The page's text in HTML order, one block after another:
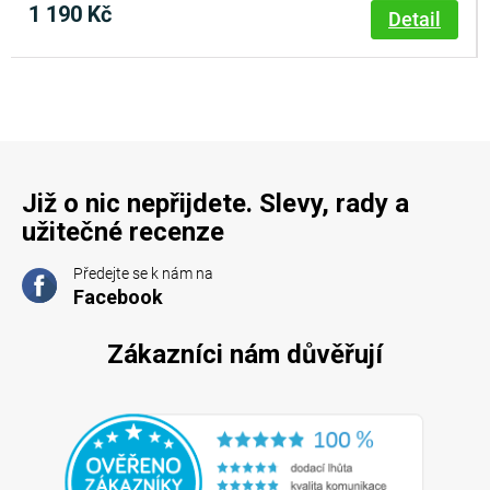
1 190 Kč Detail
Již o nic nepřijdete. Slevy, rady a
užitečné recenze
Předejte se k nám na
Facebook
Zákazníci nám důvěřují